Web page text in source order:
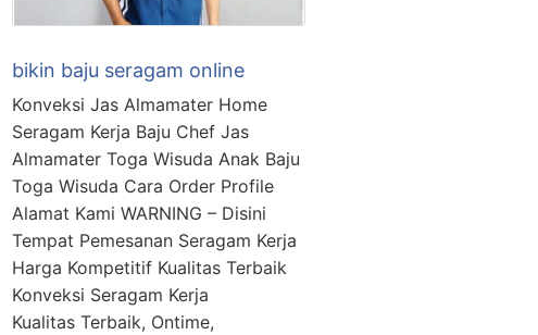
bikin baju seragam online
Konveksi Jas Almamater Home
Seragam Kerja Baju Chef Jas
Almamater Toga Wisuda Anak Baju
Toga Wisuda Cara Order Profile
Alamat Kami WARNING – Disini
Tempat Pemesanan Seragam Kerja
Harga Kompetitif Kualitas Terbaik
Konveksi Seragam Kerja
Kualitas Terbaik, Ontime,